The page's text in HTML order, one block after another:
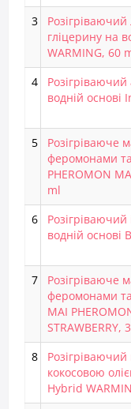
3
гліцерину на
WARMING, 60
4
водній основі
5
Розігріваюче
феромонами
PHEROMON
ml
6
водній основі
7
Розігріваюче
феромонами
MAI
STRAWBERRY,
8
кокосовою
Hybrid